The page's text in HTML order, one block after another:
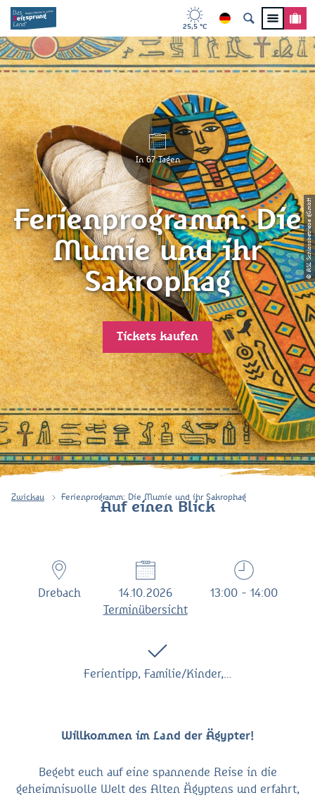
25,5 °C
© ASL Schlossbetriebe gGmbH
In 67 Tagen
Ferienprogramm: Die
Mumie und ihr
Sakrophag
Tickets kaufen
Zwickau Ferienprogramm: Die Mumie und ihr Sakrophag
Auf einen Blick
Drebach
14.10.2026
Terminübersicht
13:00 - 14:00
Ferientipp, Familie/Kinder,…
Willkommen im Land der Ägypter!
Begebt euch auf eine spannende Reise in die
geheimnisvolle Welt des Alten Ägyptens und erfahrt,